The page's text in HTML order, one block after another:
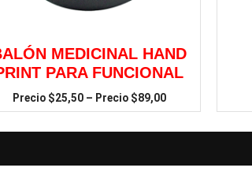
MEDICINAL HAND
PARA FUNCIONAL
$25,50 – $89,00